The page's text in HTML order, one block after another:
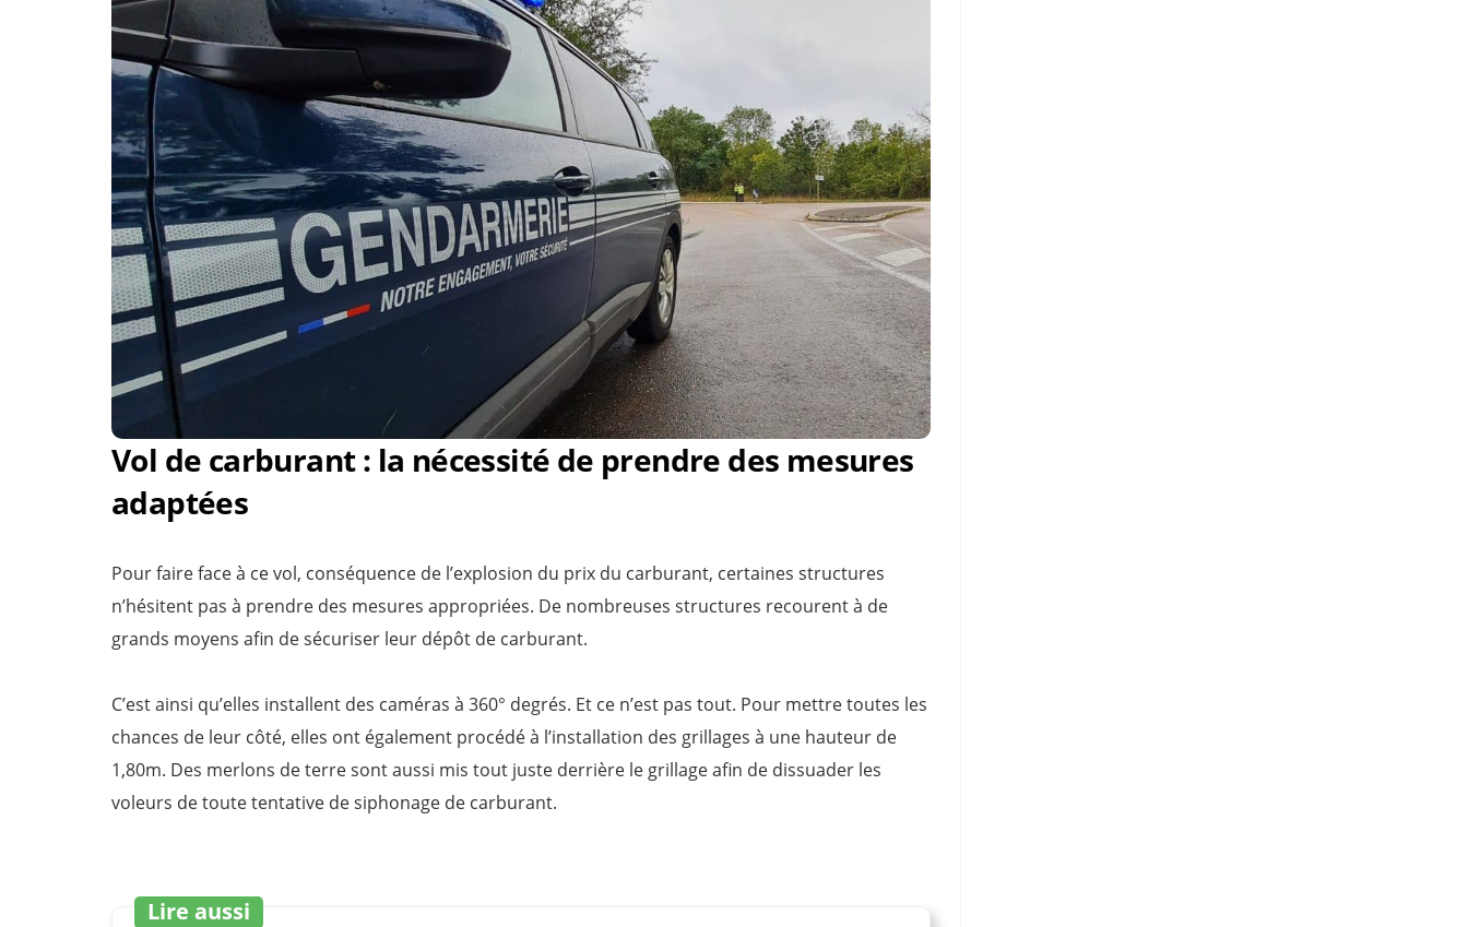
Vol de carburant : la nécessité de prendre des mesures
adaptées
Pour faire face à ce vol, conséquence de l’explosion du prix du carburant, certaines structures
n’hésitent pas à prendre des mesures appropriées. De nombreuses structures recourent à de
grands moyens afin de sécuriser leur dépôt de carburant.
C’est ainsi qu’elles installent des caméras à 360° degrés. Et ce n’est pas tout. Pour mettre toutes les
chances de leur côté, elles ont également procédé à l’installation des grillages à une hauteur de
1,80m. Des merlons de terre sont aussi mis tout juste derrière le grillage afin de dissuader les
voleurs de toute tentative de siphonage de carburant.
Lire aussi